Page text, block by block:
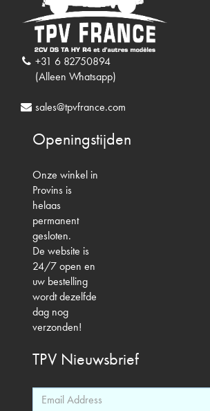
+31 6 82750894
(Alleen Whatsapp)
sales@tpvfrance.com
Openingstijden
Onze winkel in
Provins is
helaas
permanent
gesloten.
De website is
24/7 open en
uw bestelling
wordt dezelfde
dag nog
verzonden!
TPV Nieuwsbrief